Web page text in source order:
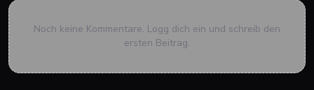
Noch keine Kommentare. Logg dich ein und schreib den
ersten Beitrag.